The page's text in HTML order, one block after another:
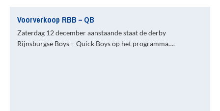
Voorverkoop RBB – QB
Zaterdag 12 december aanstaande staat de derby
Rijnsburgse Boys – Quick Boys op het programma….